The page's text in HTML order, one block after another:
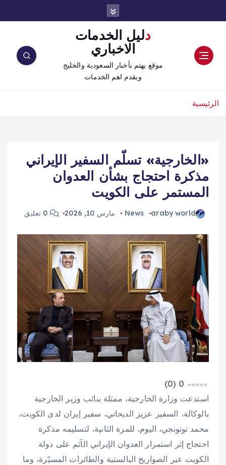
دليل الخدمات
الاخباري
موقع يهتم بأخبار السعودية والخليج
ويقدم اهم الخدمات
الرئيسية
«الخارجية» تسلّم السفير الإيراني
مذكرة احتجاج بشأن العدوان
المستمر على الكويت
araby world
News مارس 10, 2026
0
(
0
)
استدعت وزارة الخارجية، ممثلة بنائب وزير الخارجية
بالوكالة، السفير عزيز الديحاني، سفير إيران لدى الكويت،
محمد توتونجي، اليوم، للمرة الثانية، لتسليمه مذكرة
احتجاج إثر استمرار العدوان الإيراني الآثم على دولة
الكويت عبر الصواريخ البالستية والطائرات المسيّرة، وما